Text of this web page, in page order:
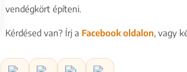
vendégkört építeni.
Kérdésed van? Írj a Facebook oldalon, vagy